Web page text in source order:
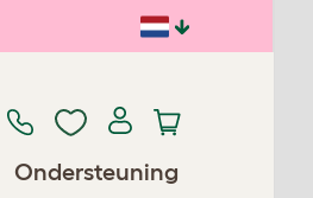
Ondersteuning